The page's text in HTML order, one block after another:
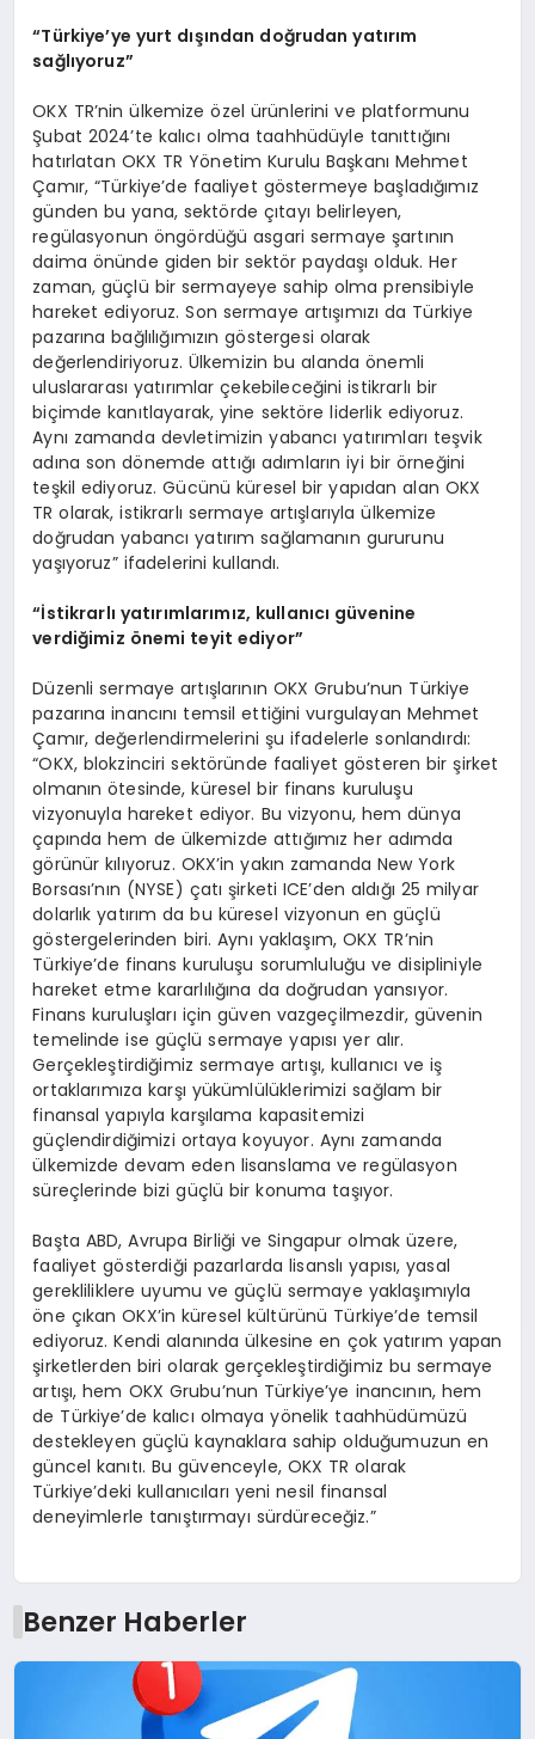
“Türkiye’ye yurt dışından doğrudan yatırım
sağlıyoruz”
OKX TR’nin ülkemize özel ürünlerini ve platformunu
Şubat 2024’te kalıcı olma taahhüdüyle tanıttığını
hatırlatan OKX TR Yönetim Kurulu Başkanı Mehmet
Çamır, “Türkiye’de faaliyet göstermeye başladığımız
günden bu yana, sektörde çıtayı belirleyen,
regülasyonun öngördüğü asgari sermaye şartının
daima önünde giden bir sektör paydaşı olduk. Her
zaman, güçlü bir sermayeye sahip olma prensibiyle
hareket ediyoruz. Son sermaye artışımızı da Türkiye
pazarına bağlılığımızın göstergesi olarak
değerlendiriyoruz. Ülkemizin bu alanda önemli
uluslararası yatırımlar çekebileceğini istikrarlı bir
biçimde kanıtlayarak, yine sektöre liderlik ediyoruz.
Aynı zamanda devletimizin yabancı yatırımları teşvik
adına son dönemde attığı adımların iyi bir örneğini
teşkil ediyoruz. Gücünü küresel bir yapıdan alan OKX
TR olarak, istikrarlı sermaye artışlarıyla ülkemize
doğrudan yabancı yatırım sağlamanın gururunu
yaşıyoruz” ifadelerini kullandı.
“İstikrarlı yatırımlarımız, kullanıcı güvenine
verdiğimiz önemi teyit ediyor”
Düzenli sermaye artışlarının OKX Grubu’nun Türkiye
pazarına inancını temsil ettiğini vurgulayan Mehmet
Çamır, değerlendirmelerini şu ifadelerle sonlandırdı:
“OKX, blokzinciri sektöründe faaliyet gösteren bir şirket
olmanın ötesinde, küresel bir finans kuruluşu
vizyonuyla hareket ediyor. Bu vizyonu, hem dünya
çapında hem de ülkemizde attığımız her adımda
görünür kılıyoruz. OKX’in yakın zamanda New York
Borsası’nın (NYSE) çatı şirketi ICE’den aldığı 25 milyar
dolarlık yatırım da bu küresel vizyonun en güçlü
göstergelerinden biri. Aynı yaklaşım, OKX TR’nin
Türkiye’de finans kuruluşu sorumluluğu ve disipliniyle
hareket etme kararlılığına da doğrudan yansıyor.
Finans kuruluşları için güven vazgeçilmezdir, güvenin
temelinde ise güçlü sermaye yapısı yer alır.
Gerçekleştirdiğimiz sermaye artışı, kullanıcı ve iş
ortaklarımıza karşı yükümlülüklerimizi sağlam bir
finansal yapıyla karşılama kapasitemizi
güçlendirdiğimizi ortaya koyuyor. Aynı zamanda
ülkemizde devam eden lisanslama ve regülasyon
süreçlerinde bizi güçlü bir konuma taşıyor.
Başta ABD, Avrupa Birliği ve Singapur olmak üzere,
faaliyet gösterdiği pazarlarda lisanslı yapısı, yasal
gerekliliklere uyumu ve güçlü sermaye yaklaşımıyla
öne çıkan OKX’in küresel kültürünü Türkiye’de temsil
ediyoruz. Kendi alanında ülkesine en çok yatırım yapan
şirketlerden biri olarak gerçekleştirdiğimiz bu sermaye
artışı, hem OKX Grubu’nun Türkiye’ye inancının, hem
de Türkiye’de kalıcı olmaya yönelik taahhüdümüzü
destekleyen güçlü kaynaklara sahip olduğumuzun en
güncel kanıtı. Bu güvenceyle, OKX TR olarak
Türkiye’deki kullanıcıları yeni nesil finansal
deneyimlerle tanıştırmayı sürdüreceğiz.”
Benzer Haberler